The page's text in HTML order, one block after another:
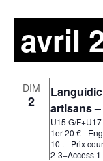
avril
DIM
2
artisans
U15 G/
1er 20 € -
10 t - Prix
2-3+Access